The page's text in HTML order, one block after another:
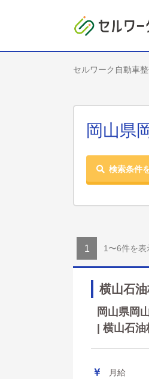
セルワーク自動車
岡山県
検索条件
1 1〜6件を表
横山石
岡山県岡
| 横山石
月給